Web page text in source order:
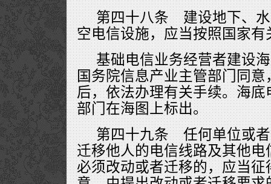
第四十八条 建设地下、
空电信设施，应当按照国家
基础电信业务经营者建设
国务院信息产业主管部门同
后，依法办理有关手续。海
部门在海图上标出。
第四十九条 任何单位或
迁移他人的电信线路及其他
必须改动或者迁移的，应当